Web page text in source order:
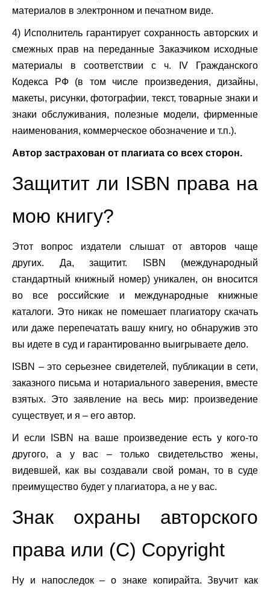
материалов в электронном и печатном виде.
4) Исполнитель гарантирует сохранность авторских и
смежных прав на переданные Заказчиком исходные
материалы в соответствии с ч. IV Гражданского
Кодекса РФ (в том числе произведения, дизайны,
макеты, рисунки, фотографии, текст, товарные знаки и
знаки обслуживания, полезные модели, фирменные
наименования, коммерческое обозначение и т.п.).
Автор застрахован от плагиата со всех сторон.
Защитит ли ISBN права на
мою книгу?
Этот вопрос издатели слышат от авторов чаще
других. Да, защитит.
ISBN
(международный
стандартный книжный номер) уникален, он вносится
во все российские и международные книжные
каталоги. Это никак не помешает плагиатору скачать
или даже перепечатать вашу книгу, но обнаружив это
вы идете в суд и гарантированно выигрываете дело.
ISBN – это серьезнее свидетелей, публикации в сети,
заказного письма и нотариального заверения, вместе
взятых. Это заявление на весь мир: произведение
существует, и я – его автор.
И если ISBN
на ваше произведение есть у кого-то
другого, а у вас – только свидетельство жены,
видевшей, как вы создавали свой роман, то в суде
преимущество будет у плагиатора, а не у вас.
Знак охраны авторского
права или (С) Copyright
Ну и напоследок – о знаке копирайта. Звучит как